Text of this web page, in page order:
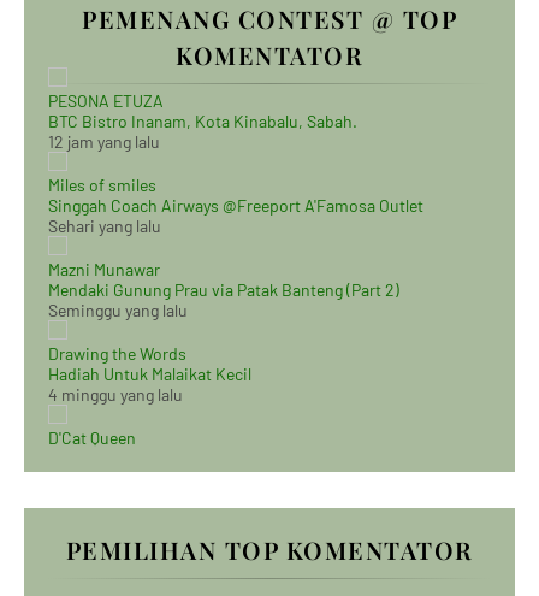
PEMENANG CONTEST @ TOP
KOMENTATOR
PESONA ETUZA
BTC Bistro Inanam, Kota Kinabalu, Sabah.
12 jam yang lalu
Miles of smiles
Singgah Coach Airways @Freeport A'Famosa Outlet
Sehari yang lalu
Mazni Munawar
Mendaki Gunung Prau via Patak Banteng (Part 2)
Seminggu yang lalu
Drawing the Words
Hadiah Untuk Malaikat Kecil
4 minggu yang lalu
D'Cat Queen
PEMILIHAN TOP KOMENTATOR